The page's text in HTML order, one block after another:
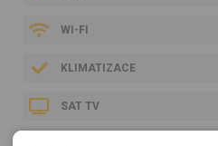
WI-FI
KLIMATIZACE
SAT TV